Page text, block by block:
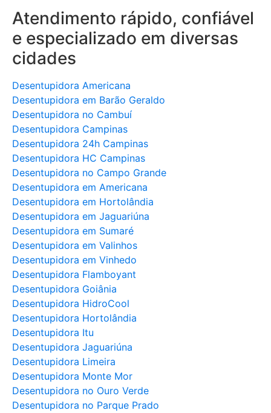
Atendimento rápido, confiável
e especializado em diversas
cidades
Desentupidora Americana
Desentupidora em Barão Geraldo
Desentupidora no Cambuí
Desentupidora Campinas
Desentupidora 24h Campinas
Desentupidora HC Campinas
Desentupidora no Campo Grande
Desentupidora em Americana
Desentupidora em Hortolândia
Desentupidora em Jaguariúna
Desentupidora em Sumaré
Desentupidora em Valinhos
Desentupidora em Vinhedo
Desentupidora Flamboyant
Desentupidora Goiânia
Desentupidora HidroCool
Desentupidora Hortolândia
Desentupidora Itu
Desentupidora Jaguariúna
Desentupidora Limeira
Desentupidora Monte Mor
Desentupidora no Ouro Verde
Desentupidora no Parque Prado